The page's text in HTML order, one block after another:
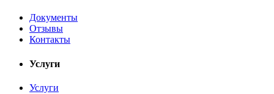
Документы
Отзывы
Контакты
Услуги
Услуги